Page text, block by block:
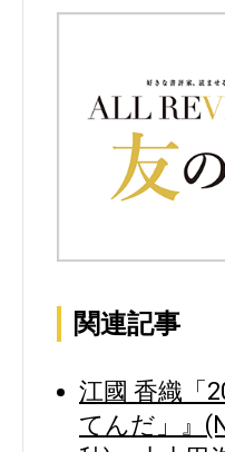
関連記事
江國 香織「
てんだ」』